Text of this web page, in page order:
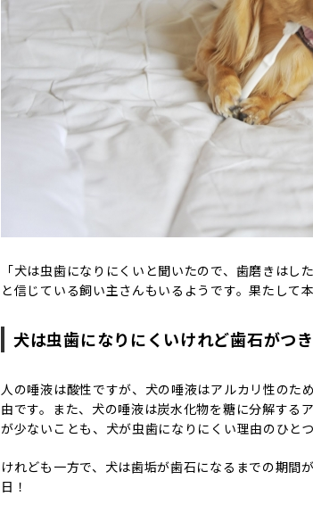
「犬は虫歯になりにくいと聞いたので、歯磨きは
と信じている飼い主さんもいるようです。果たして
犬は虫歯になりにくいけれど歯石がつ
人の唾液は酸性ですが、犬の唾液はアルカリ性のた
由です。また、犬の唾液は炭水化物を糖に分解する
が少ないことも、犬が虫歯になりにくい理由のひとつ
けれども一方で、犬は歯垢が歯石になるまでの期間
日！